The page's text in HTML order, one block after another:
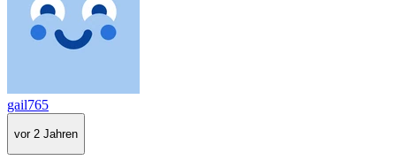
gail765
vor 2 Jahren